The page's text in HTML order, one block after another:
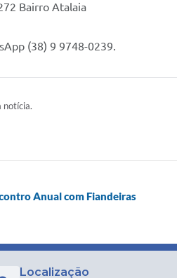
Bairro Atalaia
(38) 9 9748-0239.
notícia.
Anual com Fiandeiras
Localização